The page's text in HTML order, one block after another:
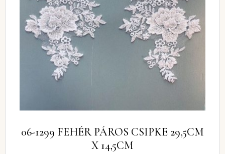
06-1299 FEHÉR PÁROS CSIPKE 29,5CM
X 14,5CM